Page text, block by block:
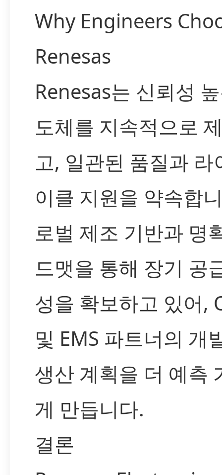
Why Engineers
Renesas
Renesas는 신뢰성
도체를 지속적으로
고, 일관된 품질과 라
이클 지원을 약속합
로벌 제조 기반과 명
드맷을 통해 장기 공
성을 확보하고 있어,
및 EMS 파트너의 개
생산 계획을 더 예측
게 만듭니다.
결론